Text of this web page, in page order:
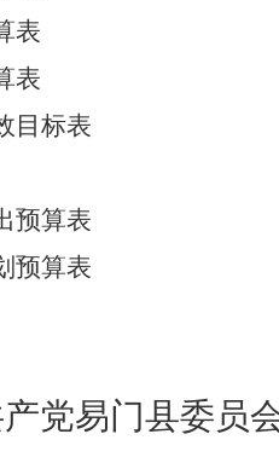
表
表
目标表
预算表
预算表
党易门县委员